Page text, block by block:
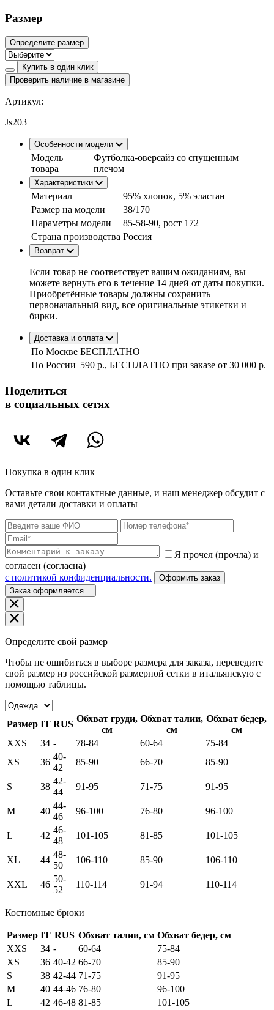
Размер
Определите размер
Купить в один клик
Проверить наличие в магазине
Артикул:
Js203
Особенности модели
Модель
товара
Футболка-оверсайз со спущенным
плечом
Характеристики
Материал
95% хлопок, 5% эластан
Размер на модели
38/170
Параметры модели
85-58-90, рост 172
Страна производства Россия
Возврат
Если товар не соответствует вашим ожиданиям, вы
можете вернуть его в течение 14 дней от даты покупки.
Приобретённые товары должны сохранить
первоначальный вид, все оригинальные этикетки и
бирки.
Доставка и оплата
По Москве БЕСПЛАТНО
По России 590 р., БЕСПЛАТНО при заказе от 30 000 р.
Поделиться
в социальных сетях
Покупка в один клик
Оставьте свои контактные данные, и наш менеджер обсудит с
вами детали доставки и оплаты
Я прочел (прочла) и
согласен (согласна)
c политикой конфиденциальности.
Оформить заказ
Заказ оформляется...
Определите свой размер
Чтобы не ошибиться в выборе размера для заказа, переведите
свой размер из российской размерной сетки в итальянскую с
помощью таблицы.
Размер IT RUS
Обхват груди,
см
Обхват талии,
см
Обхват бедер,
см
XXS
34 - 78-84 60-64
75-84
XS
36
40-
42
85-90 66-70 85-90
S 38
42-
44
91-95 71-75 91-95
M 40
44-
46
96-100 76-80 96-100
L 42
46-
48
101-105 81-85 101-105
XL 44
48-
50
106-110 85-90 106-110
XXL 46
50-
52
110-114 91-94 110-114
Костюмные брюки
Размер IT RUS Обхват талии, см Обхват бедер, см
XXS
34 - 60-64
75-84
XS
36 40-42 66-70
85-90
S
38 42-44 71-75
91-95
M
40 44-46 76-80
96-100
L
42 46-48 81-85
101-105